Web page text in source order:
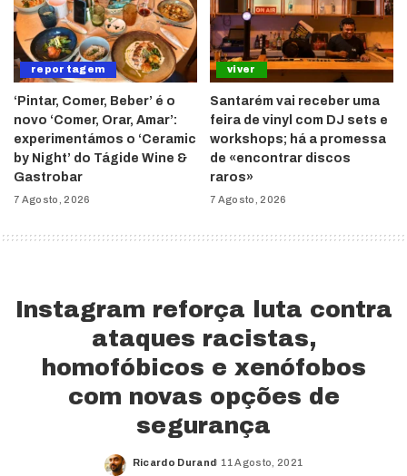
reportagem
‘Pintar, Comer, Beber’ é o
novo ‘Comer, Orar, Amar’:
experimentámos o ‘Ceramic
by Night’ do Tágide Wine &
Gastrobar
7 Agosto, 2026
viver
Santarém vai receber uma
feira de vinyl com DJ sets e
workshops; há a promessa
de «encontrar discos
raros»
7 Agosto, 2026
Instagram reforça luta contra
ataques racistas,
homofóbicos e xenófobos
com novas opções de
segurança
Posted
Ricardo Durand 11 Agosto, 2021